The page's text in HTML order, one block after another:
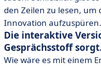
den Zeilen zu lesen, um
Innovation aufzuspüren.
Die interaktive
Gesprächsstoff
Wie wäre es mit einem